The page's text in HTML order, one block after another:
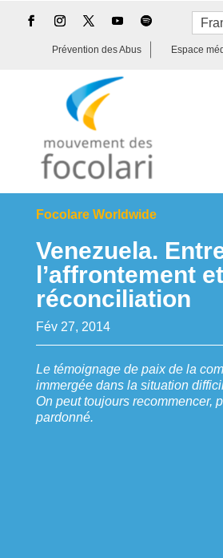
Prévention des Abus Espace
Focolare Worldwide
Venezuela.
l’affrontement
réconciliation
Fév 27, 2014
Le témoignage de paix de la
immergée dans la situation
On peut toujours recommencer,
pardonné.